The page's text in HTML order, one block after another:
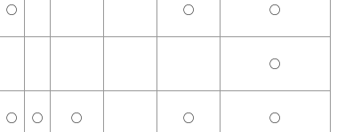
○ ○ ○
○
○ ○ ○ ○ ○